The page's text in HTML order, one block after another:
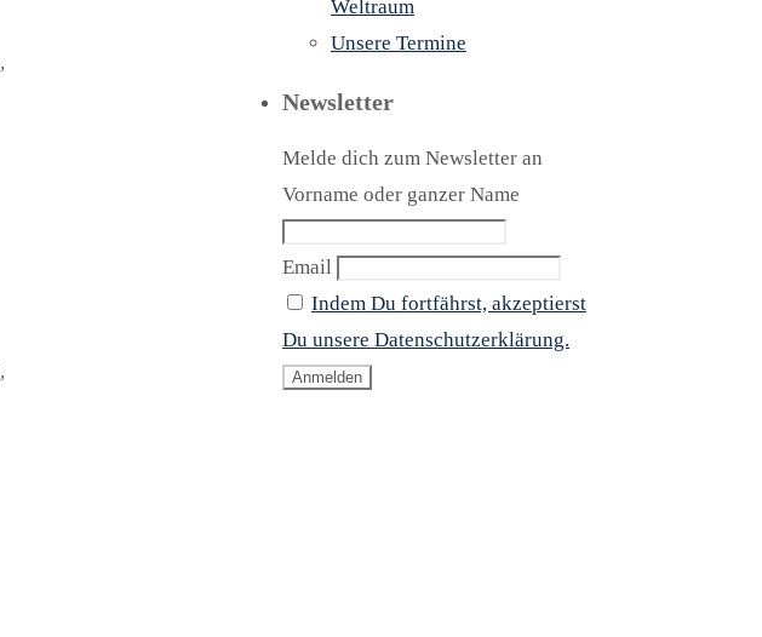
Weltraum
Unsere Termine
Newsletter
Melde dich zum Newsletter an
Vorname oder ganzer Name
Email
Indem Du fortfährst, akzeptierst
Du unsere Datenschutzerklärung.